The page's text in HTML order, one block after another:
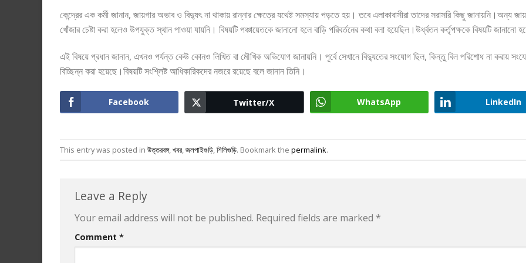
কেন্দ্রের এক কর্মী জানান, জায়গার অভাব ও বিদ্যুৎ না থাকায় রান্নার ক্ষেত্রে যথেষ্ট সমস্যায় পড়তে হয়। তবে এলাকাবাসীরা তাদের সরাসরি কিছু জানায়নি।অন্য
খোঁজার চেষ্টা করা হলেও উপযুক্ত স্থান পাওয়া যায়নি। বিষয়টি পঞ্চায়েতকে জানানো হলে বাড়ি পরিবর্তনের কথা বলা হয়েছিল।উর্ধ্বতন কর্তৃপক্ষকে বিষয়টি জানানো
এই বিষয়ে প্রধান জানান, এখনও পর্যন্ত কেউ কোনও লিখিত বা মৌখিক অভিযোগ জানায়নি। পূর্বে সেখানে বিদ্যুতের সংযোগ ছিল, কিন্তু বিল পরিশোধ না করায়
বিচ্ছিন্ন করা হয়েছে।বিষয়টি সংশ্লিষ্ট আধিকারিকদের নজরে রয়েছে বলে জানান তিনি।
Facebook Twitter/X WhatsApp LinkedIn
This entry was posted in উত্তরবঙ্গ, খবর জলপাইগুড়ি শিলিগুড়ি. Bookmark the permalink.
Leave a Reply
Your email address will not be published. Required fields are marked *
Comment *